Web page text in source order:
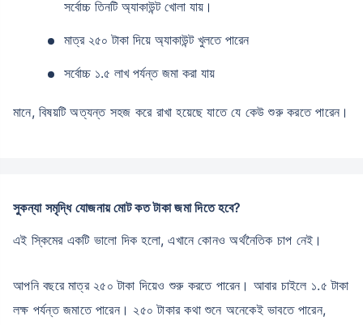
সর্বোচ্চ তিনটি অ্যাকাউন্ট খোলা যায়।
মাত্র ২৫০ টাকা দিয়ে অ্যাকাউন্ট খুলতে পারেন
সর্বোচ্চ ১.৫ লাখ পর্যন্ত জমা করা যায়
মানে, বিষয়টি অত্যন্ত সহজ করে রাখা হয়েছে যাতে যে কেউ শুরু করতে পারেন।
সুকন্যা সমৃদ্ধি যোজনায় মোট কত টাকা জমা দিতে হবে?
এই স্কিমের একটি ভালো দিক হলো, এখানে কোনও অর্থনৈতিক চাপ নেই।
আপনি বছরে মাত্র ২৫০ টাকা দিয়েও শুরু করতে পারেন। আবার চাইলে ১.৫ টাকা
লক্ষ পর্যন্ত জমাতে পারেন। ২৫০ টাকার কথা শুনে অনেকেই ভাবতে পারেন,